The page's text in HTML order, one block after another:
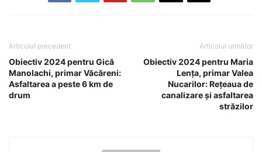
Articolul precedent
Obiectiv 2024 pentru Gică
Manolachi, primar Văcăreni:
Asfaltarea a peste 6 km de
drum
Articolul următor
Obiectiv 2024 pentru Maria
Lența, primar Valea
Nucarilor: Rețeaua de
canalizare și asfaltarea
străzilor